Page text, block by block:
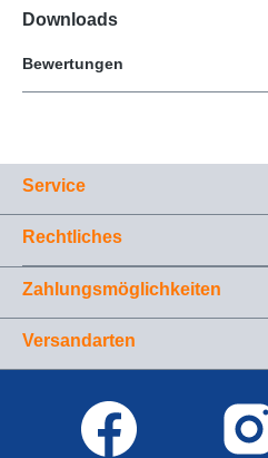
Downloads
Bewertungen
Service
Rechtliches
Zahlungsmöglichkeiten
Versandarten